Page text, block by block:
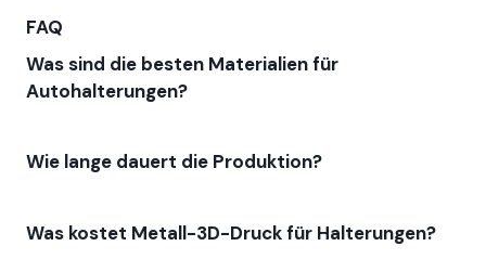
FAQ
Was sind die besten Materialien für
Autohalterungen?
Wie lange dauert die Produktion?
Was kostet Metall-3D-Druck für Halterungen?